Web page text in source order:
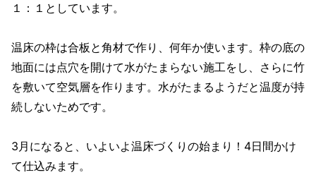
１：１としています。
温床の枠は合板と角材で作り、何年か使います。枠の底の
地面には点穴を開けて水がたまらない施工をし、さらに竹
を敷いて空気層を作ります。水がたまるようだと温度が持
続しないためです。
3月になると、いよいよ温床づくりの始まり！4日間かけ
て仕込みます。